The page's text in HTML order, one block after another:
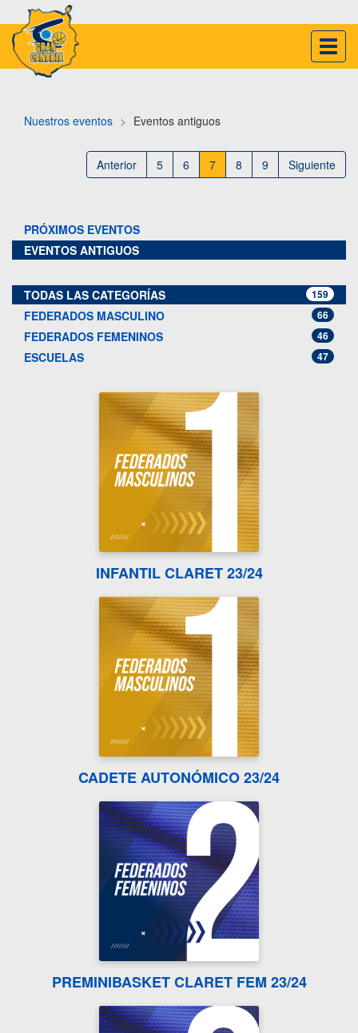
Nuestros eventos Eventos antiguos
Anterior 5 6 7 8 9 Siguiente
PRÓXIMOS EVENTOS
EVENTOS ANTIGUOS
TODAS LAS CATEGORÍAS 159
FEDERADOS MASCULINO 66
FEDERADOS FEMENINOS 46
ESCUELAS 47
INFANTIL CLARET 23/24
CADETE AUTONÓMICO 23/24
PREMINIBASKET CLARET FEM 23/24